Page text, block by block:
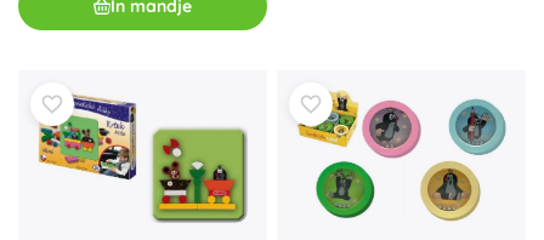
In mandje